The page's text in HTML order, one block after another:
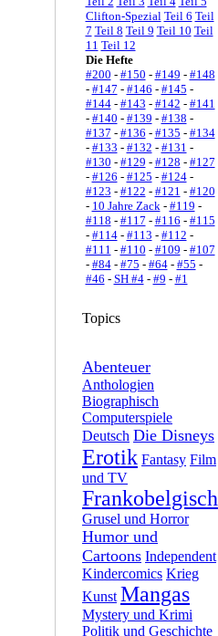
Clifton-Spezial Teil 6 Teil
7 Teil 8 Teil 9 Teil 10 Teil
11 Teil 12
Die Hefte
#200 - #150 - #149 - #148
- #147 - #146 - #145 -
#144- #143 - #142 - #141
- #140 - #139 - #138 -
#137 - #136 - #135 - #134
- #133 - #132 - #131 -
#130 - #129 - #128 - #127
- #126 - #125 - #124-
#123 - #122 - #121 - #120
- 10 Jahre Zack- #119 -
#118 - #117 - #116 - #115
- #114- #113 - #112 -
#111 - #110 - #109 - #107
- #84- #75 - #64- #55 -
#46 - SH #4- #9 - #1
Topics
Abenteuer
Anthologien
Biographisch
Computerspiele
Deutsch Die Disneys
Erotik Fantasy Film
und TV
Frankobelgisch
Grusel und Horror
Humor und
Cartoons Independent
Kindercomics Krieg
Kunst Mangas
Mystery und Krimi
Politik und Geschichte